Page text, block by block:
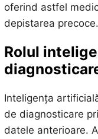
oferind astfel
depistarea precoce.
Rolul
Inteligența
de diagnosticare
datele anterioare.